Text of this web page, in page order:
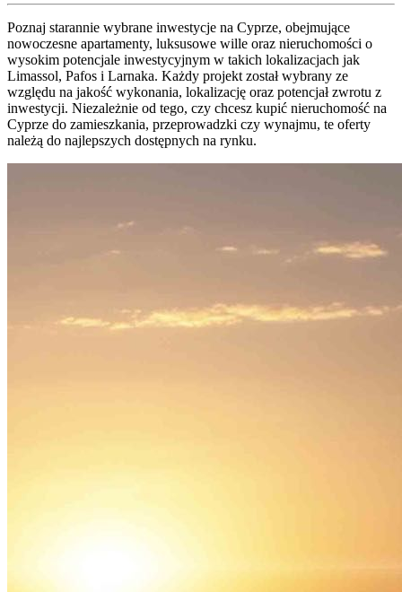
Poznaj starannie wybrane inwestycje na Cyprze, obejmujące
nowoczesne apartamenty, luksusowe wille oraz nieruchomości o
wysokim potencjale inwestycyjnym w takich lokalizacjach jak
Limassol, Pafos i Larnaka. Każdy projekt został wybrany ze
względu na jakość wykonania, lokalizację oraz potencjał zwrotu z
inwestycji. Niezależnie od tego, czy chcesz kupić nieruchomość na
Cyprze do zamieszkania, przeprowadzki czy wynajmu, te oferty
należą do najlepszych dostępnych na rynku.